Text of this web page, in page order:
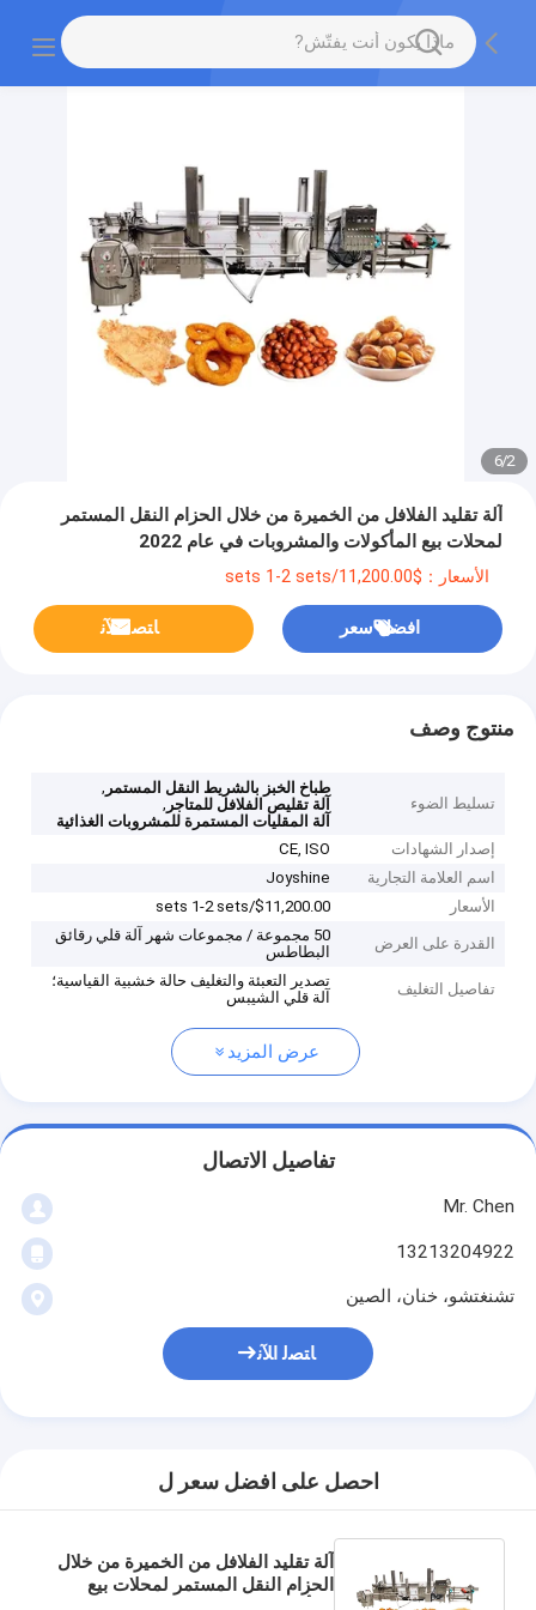
2
/
6
آلة تقليد الفلافل من الخميرة من خلال الحزام النقل المستمر
لمحلات بيع المأكولات والمشروبات في عام 2022
الأسعار：$11,200.00/sets 1-2 sets
افضل سعر ﺎﺘﺼﻟ ﺍﻶﻧ
منتوج وصف
تسليط الضوء
طباخ الخبز بالشريط النقل المستمر ,
آلة تقليص الفلافل للمتاجر ,
آلة المقليات المستمرة للمشروبات الغذائية
إصدار الشهادات
CE, ISO
اسم العلامة التجارية
Joyshine
الأسعار
$11,200.00/sets 1-2 sets
القدرة على العرض
50 مجموعة / مجموعات شهر آلة قلي رقائق
البطاطس
تفاصيل التغليف
تصدير التعبئة والتغليف حالة خشبية القياسية؛
آلة قلي الشيبس
عرض المزيد
تفاصيل الاتصال
Mr. Chen
13213204922
تشنغتشو، خنان، الصين
ﺎﺘﺼﻟ ﺍﻶﻧ
احصل على افضل سعر ل
آلة تقليد الفلافل من الخميرة من خلال
الحزام النقل المستمر لمحلات بيع